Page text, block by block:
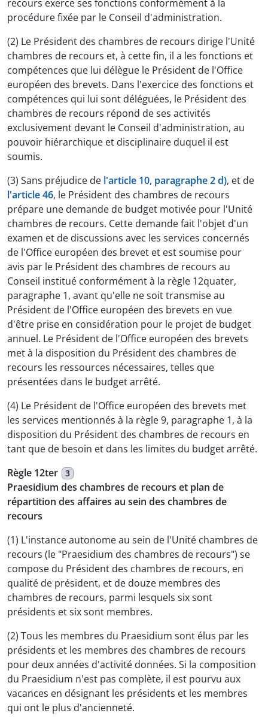
recours exerce ses fonctions conformément à la
procédure fixée par le Conseil d'administration.
(2) Le Président des chambres de recours dirige l'Unité
chambres de recours et, à cette fin, il a les fonctions et
compétences que lui délègue le Président de l'Office
européen des brevets. Dans l'exercice des fonctions et
compétences qui lui sont déléguées, le Président des
chambres de recours répond de ses activités
exclusivement devant le Conseil d'administration, au
pouvoir hiérarchique et disciplinaire duquel il est
soumis.
(3) Sans préjudice de l'article 10, paragraphe 2 d), et de
l'article 46, le Président des chambres de recours
prépare une demande de budget motivée pour l'Unité
chambres de recours. Cette demande fait l'objet d'un
examen et de discussions avec les services concernés
de l'Office européen des brevet et est soumise pour
avis par le Président des chambres de recours au
Conseil institué conformément à la règle 12quater,
paragraphe 1, avant qu'elle ne soit transmise au
Président de l'Office européen des brevets en vue
d'être prise en considération pour le projet de budget
annuel. Le Président de l'Office européen des brevets
met à la disposition du Président des chambres de
recours les ressources nécessaires, telles que
présentées dans le budget arrêté.
(4) Le Président de l'Office européen des brevets met
les services mentionnés à la règle 9, paragraphe 1, à la
disposition du Président des chambres de recours en
tant que de besoin et dans les limites du budget arrêté.
Règle 12ter
3
Praesidium des chambres de recours et plan de
répartition des affaires au sein des chambres de
recours
(1) L'instance autonome au sein de l'Unité chambres de
recours (le "Praesidium des chambres de recours") se
compose du Président des chambres de recours, en
qualité de président, et de douze membres des
chambres de recours, parmi lesquels six sont
présidents et six sont membres.
(2) Tous les membres du Praesidium sont élus par les
présidents et les membres des chambres de recours
pour deux années d'activité données. Si la composition
du Praesidium n'est pas complète, il est pourvu aux
vacances en désignant les présidents et les membres
qui ont le plus d'ancienneté.